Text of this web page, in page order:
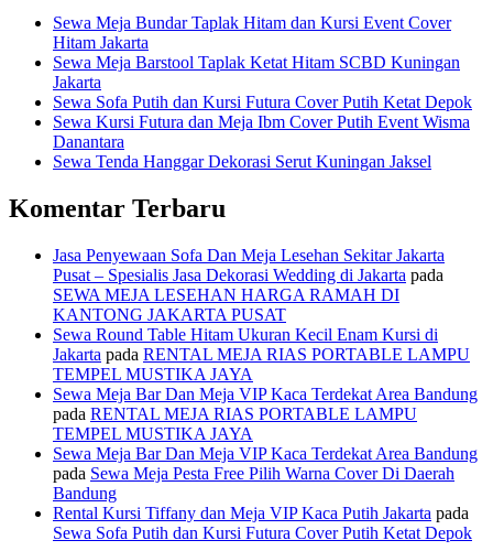
Sewa Meja Bundar Taplak Hitam dan Kursi Event Cover
Hitam Jakarta
Sewa Meja Barstool Taplak Ketat Hitam SCBD Kuningan
Jakarta
Sewa Sofa Putih dan Kursi Futura Cover Putih Ketat Depok
Sewa Kursi Futura dan Meja Ibm Cover Putih Event Wisma
Danantara
Sewa Tenda Hanggar Dekorasi Serut Kuningan Jaksel
Komentar Terbaru
Jasa Penyewaan Sofa Dan Meja Lesehan Sekitar Jakarta
Pusat – Spesialis Jasa Dekorasi Wedding di Jakarta pada
SEWA MEJA LESEHAN HARGA RAMAH DI
KANTONG JAKARTA PUSAT
Sewa Round Table Hitam Ukuran Kecil Enam Kursi di
Jakarta pada RENTAL MEJA RIAS PORTABLE LAMPU
TEMPEL MUSTIKA JAYA
Sewa Meja Bar Dan Meja VIP Kaca Terdekat Area Bandung
pada RENTAL MEJA RIAS PORTABLE LAMPU
TEMPEL MUSTIKA JAYA
Sewa Meja Bar Dan Meja VIP Kaca Terdekat Area Bandung
pada Sewa Meja Pesta Free Pilih Warna Cover Di Daerah
Bandung
Rental Kursi Tiffany dan Meja VIP Kaca Putih Jakarta pada
Sewa Sofa Putih dan Kursi Futura Cover Putih Ketat Depok